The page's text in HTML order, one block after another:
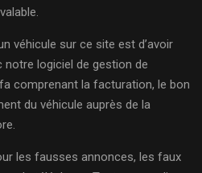
véhicule sur ce site est d’avoir
notre logiciel de gestion de
comprenant la facturation, le bon
du véhicule auprès de la
les fausses annonces, les faux